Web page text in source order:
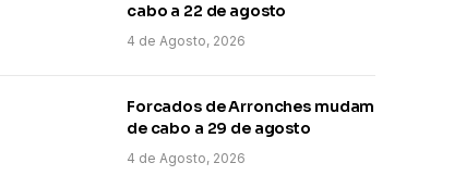
cabo a 22 de agosto
4 de Agosto, 2026
Forcados de Arronches mudam
de cabo a 29 de agosto
4 de Agosto, 2026